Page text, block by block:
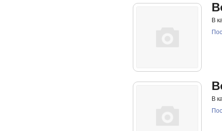
В
В